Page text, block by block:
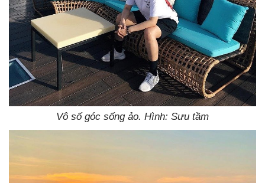
Vô số góc sống ảo. Hình: Sưu tầm